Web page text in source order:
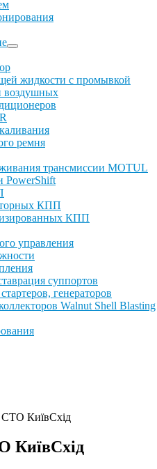
жидкости с промывкой
воздушных
ремня
трансмиссии MOTUL
PowerShift
КПП
КПП
управления
суппортов
генераторов
Walnut Shell Blasting
СТО КиївСхід
КиївСхід